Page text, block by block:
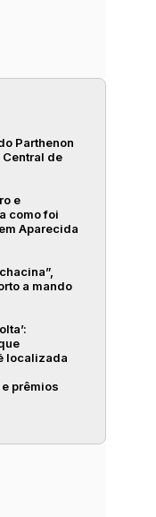
Parthenon
de
e
como foi
Aparecida
a mando
localizada
prêmios